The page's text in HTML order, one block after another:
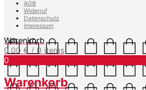
AGB
Widerruf
Datenschutz
Impressum
Warenkorb
0,00 € / 0 items
0
Warenkorb